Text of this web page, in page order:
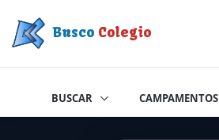
Busco Colegio
BUSCAR CAMPAMENTOS